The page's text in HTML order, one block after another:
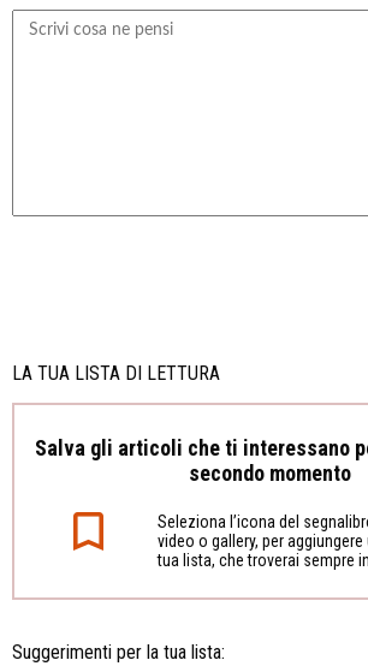
LA TUA LISTA DI LETTURA
Salva gli articoli che ti interessano
secondo momento
Seleziona l’icona del
video o gallery, per
tua lista, che troverai sempre
Suggerimenti per la tua lista: